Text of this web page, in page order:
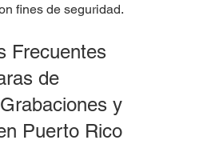
fines de seguridad.
Frecuentes
de
y
Puerto Rico